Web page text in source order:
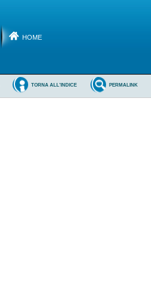
HOME
PERMALINK
TORNA ALL'INDICE